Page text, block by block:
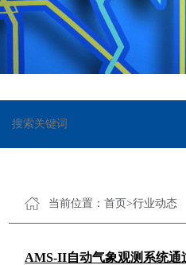
当前位置： 首页>行业动态
AMS-II自动气象观测系统通